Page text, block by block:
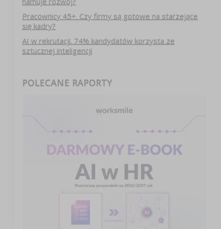
Pracownicy 45+. Czy firmy są gotowe na starzejące
się kadry?
AI w rekrutacji. 74% kandydatów korzysta ze
sztucznej inteligencji
POLECANE RAPORTY